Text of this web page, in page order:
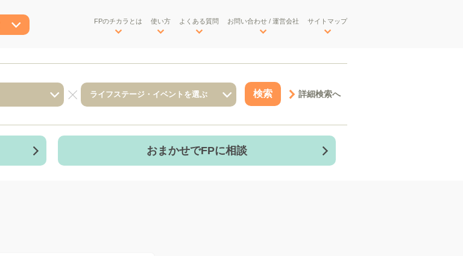
FPのチカラとは 使い方 よくある質問 お問い合わせ / 運営会社 サイトマップ
詳細検索へ
おまかせでFPに相談